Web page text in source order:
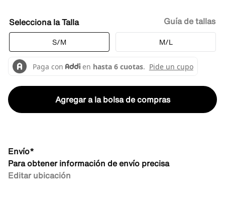
Talla
S/M M/L
Guía de tallas
Agregar a la bolsa de compras
Envío*
Para obtener información de envío precisa
Editar ubicación